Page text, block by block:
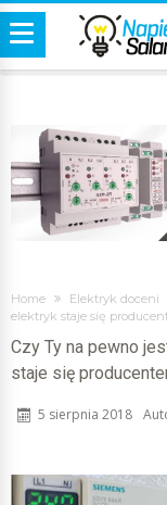
Home Elektryk doceni
elektryk staje się
Czy Ty na pewno
staje się
5 sierpnia 2018